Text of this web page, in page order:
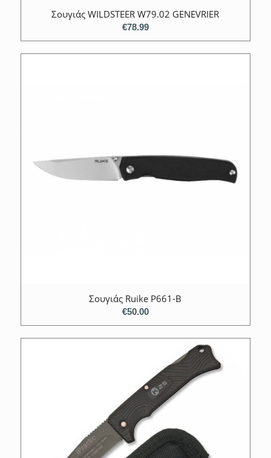
Σουγιάς WILDSTEER W79.02 GENEVRIER
€78.99
Σουγιάς Ruike P661-B
€50.00